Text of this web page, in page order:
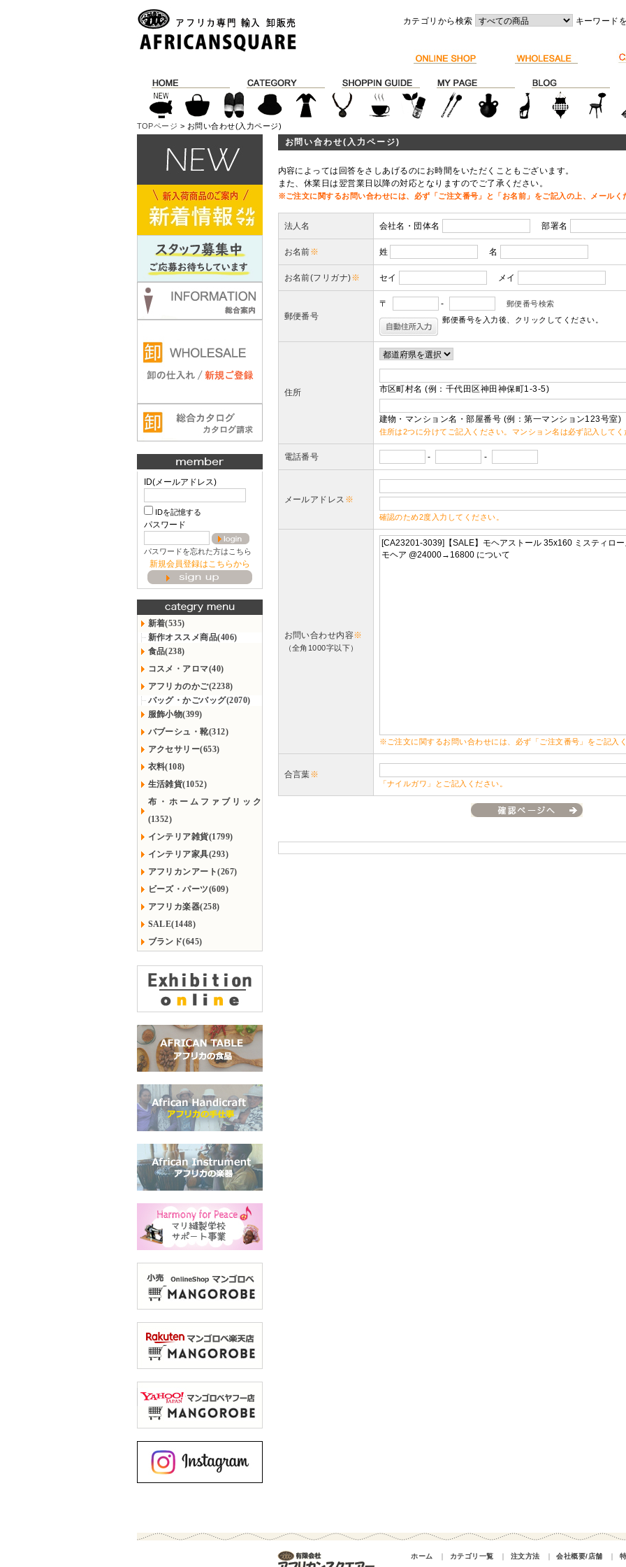
カテゴリから検索 キーワード
TOPページ > お問い合わせ(入力ページ)
ID(メールアドレス)
IDを記憶する
パスワード
パスワードを忘れた方はこちら
新規会員登録はこちらから
新着(535)
新作オススメ商品(406)
食品(238)
コスメ・アロマ(40)
アフリカのかご(2238)
バッグ・かごバッグ(2070)
服飾小物(399)
バブーシュ・靴(312)
アクセサリー(653)
衣料(108)
生活雑貨(1052)
布・ホームファブリック
(1352)
インテリア雑貨(1799)
インテリア家具(293)
アフリカンアート(267)
ビーズ・パーツ(609)
アフリカ楽器(258)
SALE(1448)
ブランド(645)
お問い合わせ(入力ページ)
内容によっては回答をさしあげるのにお時間をいただくこともございます。
また、休業日は翌営業日以降の対応となりますのでご了承ください。
※ご注文に関するお問い合わせには、必ず「ご注文番号」と「お名前」をご記入の上、メール
法人名 会社名・団体名 部署名
お名前※ 姓 名
お名前(フリガナ)※ セイ メイ
郵便番号
〒 -
郵便番号検索
郵便番号を入力後、クリックしてください。
住所 市区町村名 (例：千代田区神田神保町1-3-5)
建物・マンション名・部屋番号 (例：第一マンション123号室)
住所は2つに分けてご記入ください。マンション名は必ず記入してく
電話番号 - -
メールアドレス ※
確認のため2度入力してください。
お問い合わせ内容※
（全角1000字以下）
※ご注文に関するお問い合わせには、必ず「ご注文番号」をご記入
合言葉※
「ナイルガワ」とご記入ください。
ホーム ｜ カテゴリ一覧 ｜ 注文方法 ｜ 会社概要/店舗 ｜